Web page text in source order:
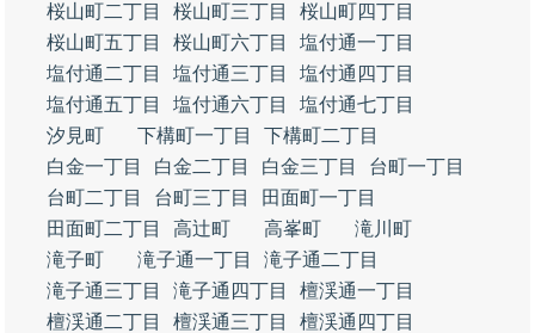
桜山町二丁目
桜山町三丁目
桜山町四丁目
桜山町五丁目
桜山町六丁目
塩付通一丁目
塩付通二丁目
塩付通三丁目
塩付通四丁目
塩付通五丁目
塩付通六丁目
塩付通七丁目
汐見町
下構町一丁目
下構町二丁目
白金一丁目
白金二丁目 白金三丁目
台町一丁目
台町二丁目
台町三丁目
田面町一丁目
田面町二丁目
高辻町 高峯町
滝川町
滝子町
滝子通一丁目
滝子通二丁目
滝子通三丁目
滝子通四丁目
檀渓通一丁目
檀渓通二丁目
檀渓通三丁目
檀渓通四丁目